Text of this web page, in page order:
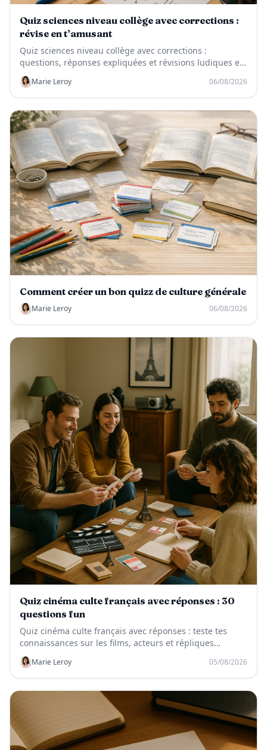
Quiz sciences niveau collège avec corrections :
révise en t’amusant
Quiz sciences niveau collège avec corrections :
questions, réponses expliquées et révisions ludiques en
SVT, physique-chimie et technologie.
Marie Leroy 06/08/2026
Comment créer un bon quizz de culture générale
Marie Leroy 06/08/2026
Quiz cinéma culte français avec réponses : 30
questions fun
Quiz cinéma culte français avec réponses : teste tes
connaissances sur les films, acteurs et répliques
mythiques du cinéma français.
Marie Leroy 05/08/2026